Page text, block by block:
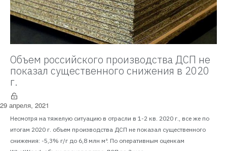
Объем российского производства ДСП не
показал существенного снижения в 2020
г.
29 апреля, 2021
Несмотря на тяжелую ситуацию в отрасли в 1-2 кв. 2020 г., все же по
итогам 2020 г. объем производства ДСП не показал существенного
снижения: -5,3% г/г до 6,8 млн м³. По оперативным оценкам